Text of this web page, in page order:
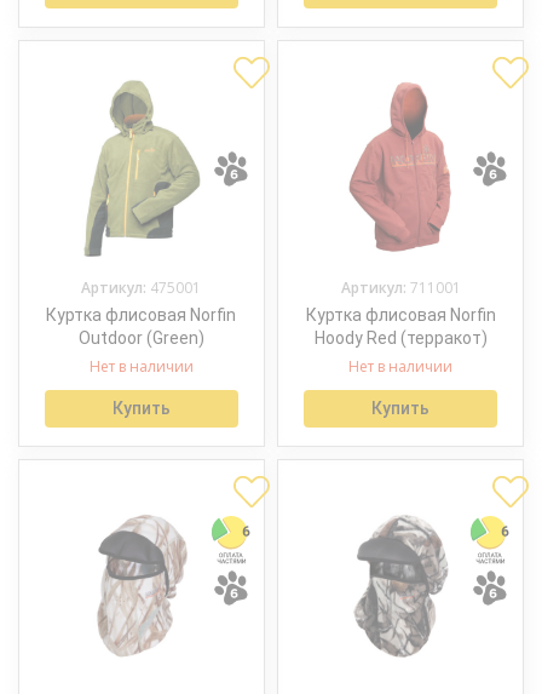
Артикул: 475001
Куртка флисовая Norfin
Outdoor (Green)
Нет в наличии
Купить
Артикул: 711001
Куртка флисовая Norfin
Hoody Red (терракот)
Нет в наличии
Купить